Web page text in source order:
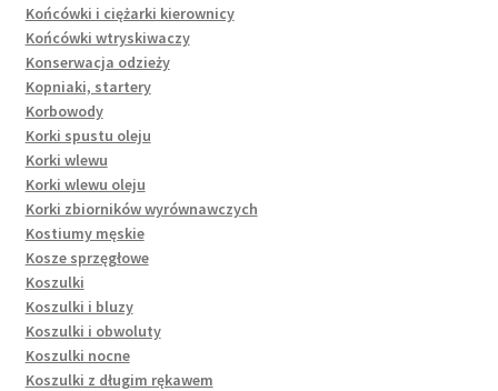
Końcówki i ciężarki kierownicy
Końcówki wtryskiwaczy
Konserwacja odzieży
Kopniaki, startery
Korbowody
Korki spustu oleju
Korki wlewu
Korki wlewu oleju
Korki zbiorników wyrównawczych
Kostiumy męskie
Kosze sprzęgłowe
Koszulki
Koszulki i bluzy
Koszulki i obwoluty
Koszulki nocne
Koszulki z długim rękawem